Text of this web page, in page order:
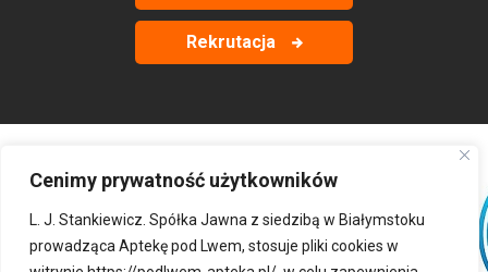
Cenimy prywatność użytkowników
L. J. Stankiewicz. Spółka Jawna z siedzibą w Białymstoku
prowadząca Aptekę pod Lwem, stosuje pliki cookies w
Rekrutacja
‹